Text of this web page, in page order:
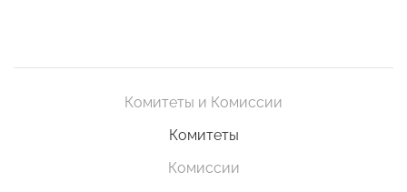
Комитеты и Комиссии
Комитеты
Комиссии